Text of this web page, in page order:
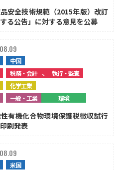
安全技術規範（2015年版）改訂
る公告」に対する意見を公募
中国
税務・会計 、執行・監査
化学工業
一般・工業 環境
有機化合物環境保護税徴収試行
刷発表
米国